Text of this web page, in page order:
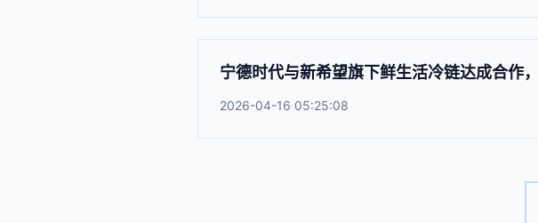
宁德时代与新希望旗下鲜生活冷链达成合作
2026-04-16 05:25:08